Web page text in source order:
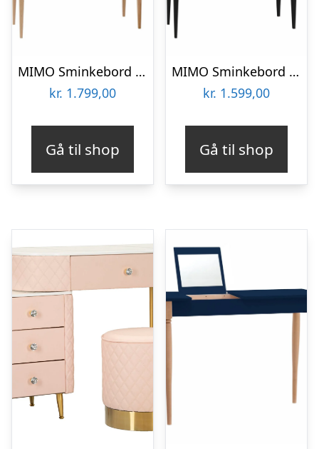
MIMO Sminkebord med spejl – 85x35cm Petrolblå
kr. 1.799,00
Gå til shop
MIMO Sminkebord med spejl – 65×35 cm sorte ben / røde
kr. 1.599,00
Gå til shop